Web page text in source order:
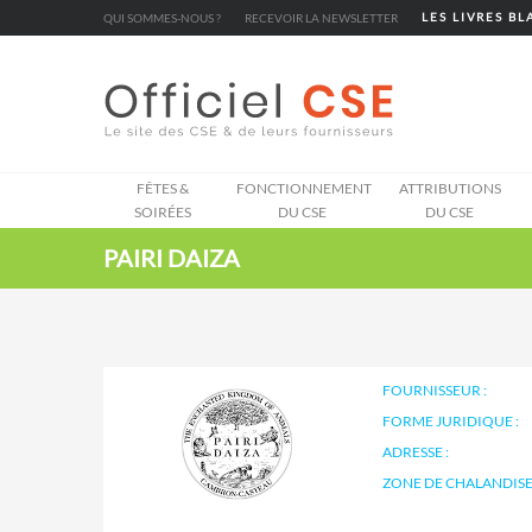
QUI SOMMES-NOUS ? RECEVOIR LA NEWSLETTER LES LIVRES
FÊTES &
SOIRÉES
FONCTIONNEMENT
DU CSE
ATTRIBUTIONS
DU CSE
PAIRI DAIZA
FOURNISSEUR :
FORME JURIDIQUE :
ADRESSE :
ZONE DE
Cookies management panel